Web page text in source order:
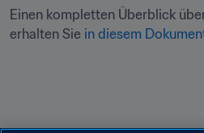
Einen kompletten Überblick
erhalten Sie in diesem